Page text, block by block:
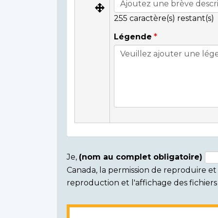
255 caractère(s) restant(s)
Légende
Consent
section
Je, (nom au complet obligatoire)
Canada, la permission de reproduire
reproduction et l'affichage des